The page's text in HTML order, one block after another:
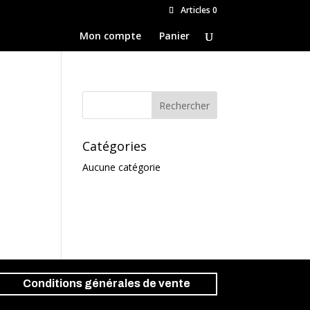
Articles 0
Mon compte Panier
Catégories
Aucune catégorie
Conditions générales de vente